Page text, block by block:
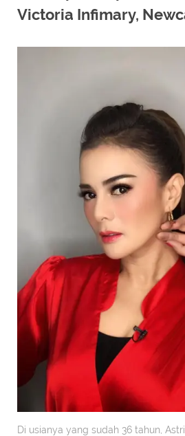
Victoria Infimary,
Di usianya yang sudah 36 tahun,